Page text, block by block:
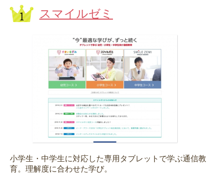
スマイルゼミ
小学生・中学生に対応した専用タブレットで学ぶ通信教
育。理解度に合わせた学び。